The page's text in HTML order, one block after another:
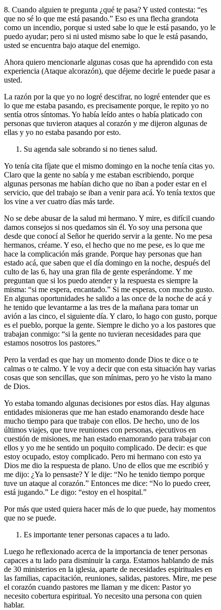
8. Cuando alguien te pregunta ¿qué te pasa? Y usted contesta: “es
que no sé lo que me está pasando.” Eso es una flecha grandota
como un incendio, porque si usted sabe lo que le está pasando, yo le
puedo ayudar; pero si ni usted mismo sabe lo que le está pasando,
usted se encuentra bajo ataque del enemigo.
Ahora quiero mencionarle algunas cosas que ha aprendido con esta
experiencia (Ataque alcorazón), que déjeme decirle le puede pasar a
usted.
La razón por la que yo no logré descifrar, no logré entender que es
lo que me estaba pasando, es precisamente porque, le repito yo no
sentía otros síntomas. Yo había leído antes o había platicado con
personas que tuvieron ataques al corazón y me dijeron algunas de
ellas y yo no estaba pasando por esto.
Su agenda sale sobrando si no tienes salud.
Yo tenía cita fíjate que el mismo domingo en la noche tenía citas yo.
Claro que la gente no sabía y me estaban escribiendo, porque
algunas personas me habían dicho que no iban a poder estar en el
servicio, que del trabajo se iban a venir para acá. Yo tenía textos que
los vine a ver cuatro días más tarde.
No se debe abusar de la salud mi hermano. Y mire, es difícil cuando
damos consejos si nos quedamos sin él. Yo soy una persona que
desde que conocí al Señor he querido servir a la gente. No me pesa
hermanos, créame. Y eso, el hecho que no me pese, es lo que me
hace la complicación más grande. Porque hay personas que han
estado acá, que saben que el día domingo en la noche, después del
culto de las 6, hay una gran fila de gente esperándome. Y me
preguntan que si los puedo atender y la respuesta es siempre la
misma: “si me espera, encantado.” Si me esperas, con mucho gusto.
En algunas oportunidades he salido a las once de la noche de acá y
he tenido que levantarme a las tres de la mañana para tomar un
avión a las cinco, el siguiente día. Y claro, lo hago con gusto, porque
es el pueblo, porque la gente. Siempre le dicho yo a los pastores que
trabajan conmigo: “si la gente no tuvieran necesidades para que
estamos nosotros los pastores.”
Pero la verdad es que hay un momento donde Dios te dice o te
calmas o te calmo. Y le voy a decir que con esta situación hay varias
cosas que son sencillas, que son mínimas, pero yo he visto la mano
de Dios.
Yo estaba tomando algunas decisiones por estos días. Hay algunas
entidades misioneras que me han estado enamorando desde hace
mucho tiempo para que trabaje con ellos. De hecho, uno de los
últimos viajes, que tuve reuniones con personas, ejecutivos en
cuestión de misiones, me han estado enamorando para trabajar con
ellos y yo me he sentido un poquito complicado. De decir: es que
estoy ocupado, estoy complicado. Pero mi hermano con esto ya
Dios me dio la respuesta de plano. Uno de ellos que me escribió y
me dijo: ¿Ya lo pensaste? Y le dije: “No he tenido tiempo porque
tuve un ataque al corazón.” Entonces me dice: “No lo puedo creer,
está jugando.” Le digo: “estoy en el hospital.”
Por más que usted quiera hacer más de lo que puede, hay momentos
que no se puede.
Es importante tener personas capaces a tu lado.
Luego he reflexionado acerca de la importancia de tener personas
capaces a tu lado para disminuir la carga. Estamos hablando de más
de 30 ministerios en la iglesia, aparte de necesidades espirituales en
las familias, capacitación, reuniones, salidas, pastores. Mire, me pese
el corazón cuando pastores me llaman y me dicen: Pastor yo
necesito cobertura espiritual. Yo necesito una persona con quien
hablar.